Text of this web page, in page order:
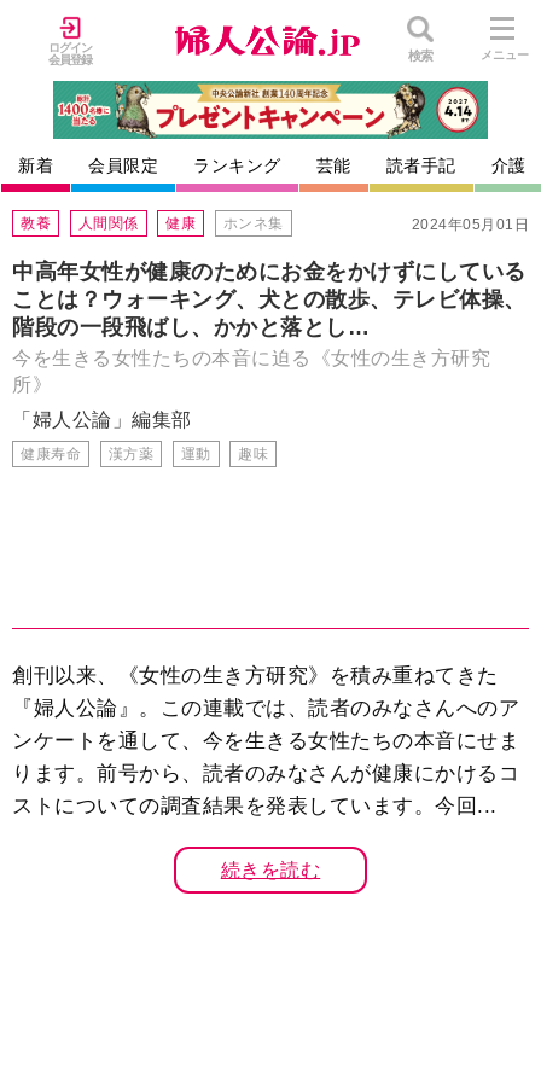
ログイン
会員登録
検索 メニュー
新着 会員限定 ランキング 芸能 読者手記 介護
2024年05月01日
教養 人間関係 健康 ホンネ集
中高年女性が健康のためにお金をかけずにしている
ことは？ウォーキング、犬との散歩、テレビ体操、
階段の一段飛ばし、かかと落とし…
今を生きる女性たちの本音に迫る《女性の生き方研究
所》
「婦人公論」編集部
健康寿命 漢方薬 運動 趣味
創刊以来、《女性の生き方研究》を積み重ねてきた
『婦人公論』。この連載では、読者のみなさんへのア
ンケートを通して、今を生きる女性たちの本音にせま
ります。前号から、読者のみなさんが健康にかけるコ
ストについての調査結果を発表しています。今回...
続きを読む